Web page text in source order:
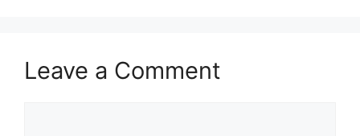
Leave a Comment